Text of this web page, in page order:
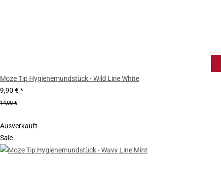
Moze Tip Hygienemundstück - Wild Line White
9,90 €*
14,90 €
Ausverkauft
Sale